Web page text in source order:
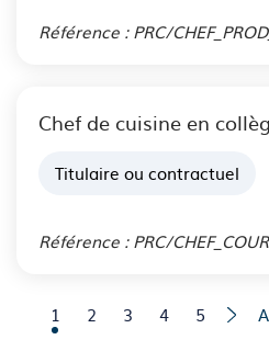
Référence : PRC/
Chef de cuisine en
Titulaire ou contractuel
Référence : PRC/
Page courante
1 Aller à la page
2 Aller à la page
3 Aller à la
4 Aller à la
5